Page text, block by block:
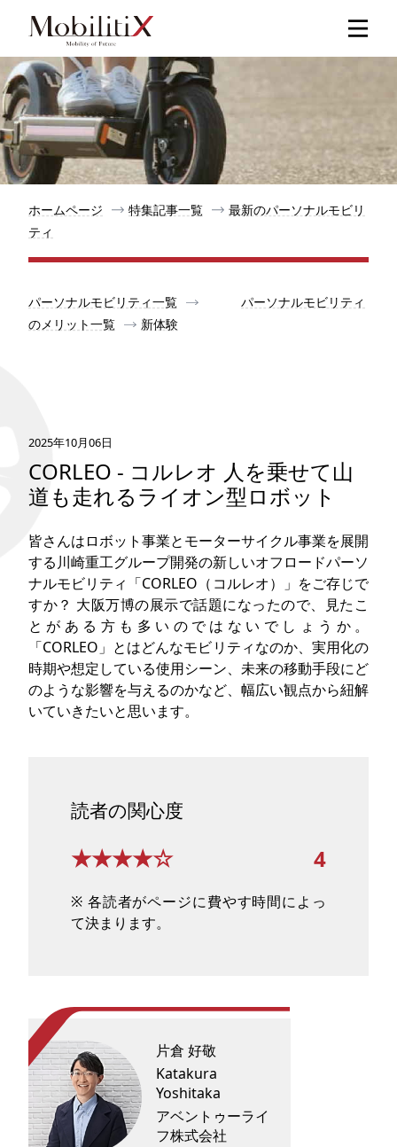
人気記事
特集記事
モビリティ
メリット
お問い合わせ
ホームページ 特集記事一覧
最新のパーソナルモビリ
ティ
パーソナルモビリティ一覧
パーソナルモビリティ
のメリット一覧
新体験
2025年10月06日
CORLEO - コルレオ 人を乗せて山
道も走れるライオン型ロボット
皆さんはロボット事業とモーターサイクル事業を展開
する川崎重工グループ開発の新しいオフロードパーソ
ナルモビリティ「CORLEO（コルレオ）」をご存じで
すか？ 大阪万博の展示で話題になったので、見たこ
とがある方も多いのではないでしょうか。
「CORLEO」とはどんなモビリティなのか、実用化の
時期や想定している使用シーン、未来の移動手段にど
のような影響を与えるのかなど、幅広い観点から紐解
いていきたいと思います。
読者の関心度
★★★★☆ 4
※ 各読者がページに費やす時間によっ
て決まります。
片倉 好敬
Katakura
Yoshitaka
アベントゥーライ
フ株式会社